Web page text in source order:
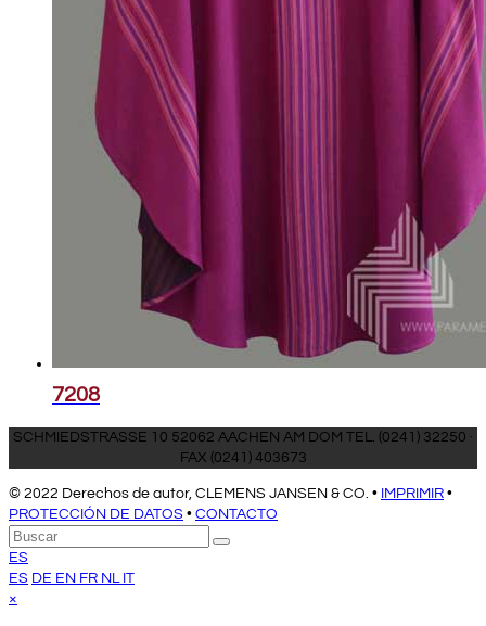
7208
SCHMIEDSTRASSE 10 52062 AACHEN AM DOM TEL. (0241) 32250 ·
FAX (0241) 403673
© 2022 Derechos de autor, CLEMENS JANSEN & CO. • IMPRIMIR •
PROTECCIÓN DE DATOS • CONTACTO
Volver
arriba
Buscar
Enviar
ES
ES DE EN FR NL IT
×